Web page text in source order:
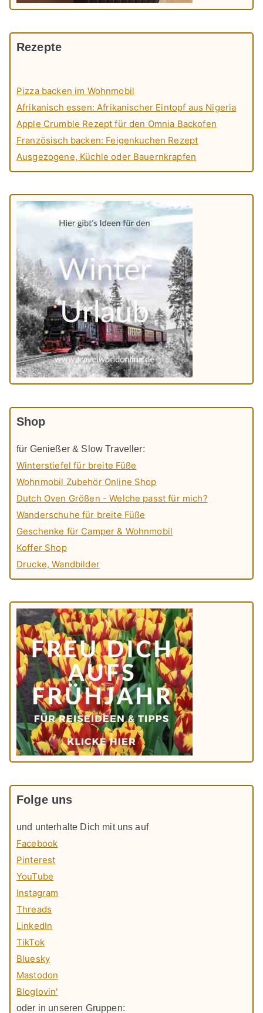
Rezepte
Pizza backen im Wohnmobil
Afrikanisch essen: Afrikanischer Eintopf aus Nigeria
Apple Crumble Rezept für den Omnia Backofen
Französisch backen: Feigenkuchen Rezept
Ausgezogene, Küchle oder Bauernkrapfen
Shop
für Genießer & Slow Traveller:
Winterstiefel für breite Füße
Wohnmobil Zubehör Online Shop
Dutch Oven Größen - Welche passt für mich?
Wanderschuhe für breite Füße
Geschenke für Camper & Wohnmobil
Koffer Shop
Drucke, Wandbilder
Folge uns
und unterhalte Dich mit uns auf
Facebook
Pinterest
YouTube
Instagram
Threads
LinkedIn
TikTok
Bluesky
Mastodon
Bloglovin'
oder in unseren Gruppen: